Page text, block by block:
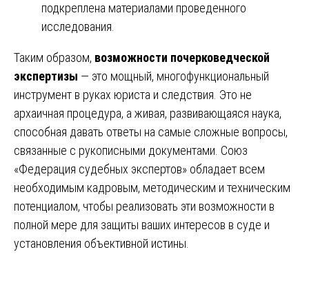
подкреплена материалами проведенного
исследования.
Таким образом, возможности почерковедческой
экспертизы — это мощный, многофункциональный
инструмент в руках юриста и следствия. Это не
архаичная процедура, а живая, развивающаяся наука,
способная давать ответы на самые сложные вопросы,
связанные с рукописными документами. Союз
«Федерация судебных экспертов» обладает всем
необходимым кадровым, методическим и техническим
потенциалом, чтобы реализовать эти возможности в
полной мере для защиты ваших интересов в суде и
установления объективной истины.